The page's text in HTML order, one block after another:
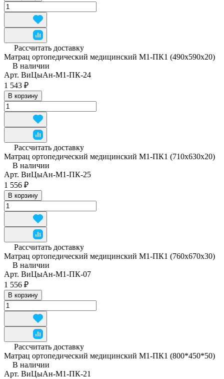
Рассчитать доставку
Матрац ортопедический медицинский М1-ПК1 (490x590x20)
В наличии
Арт. ВиЦыАн-М1-ПК-24
1 543 ₽
В корзину
Рассчитать доставку
Матрац ортопедический медицинский М1-ПК1 (710x630x20)
В наличии
Арт. ВиЦыАн-М1-ПК-25
1 556 ₽
В корзину
Рассчитать доставку
Матрац ортопедический медицинский М1-ПК1 (760x670x30)
В наличии
Арт. ВиЦыАн-М1-ПК-07
1 556 ₽
В корзину
Рассчитать доставку
Матрац ортопедический медицинский М1-ПК1 (800*450*50)
В наличии
Арт. ВиЦыАн-М1-ПК-21